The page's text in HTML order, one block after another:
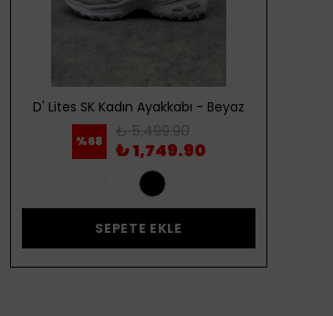
D' Lites SK Kadın Ayakkabı - Beyaz
%68 ₺ 5,499.90
₺ 1,749.90
SEPETE EKLE